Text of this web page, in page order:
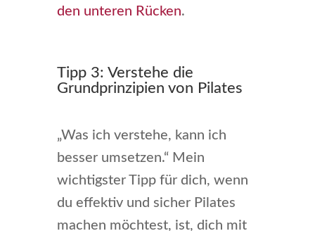
den unteren Rücken.
Tipp 3: Verstehe die
Grundprinzipien von Pilates
„Was ich verstehe, kann ich
besser umsetzen.“ Mein
wichtigster Tipp für dich, wenn
du effektiv und sicher Pilates
machen möchtest, ist, dich mit